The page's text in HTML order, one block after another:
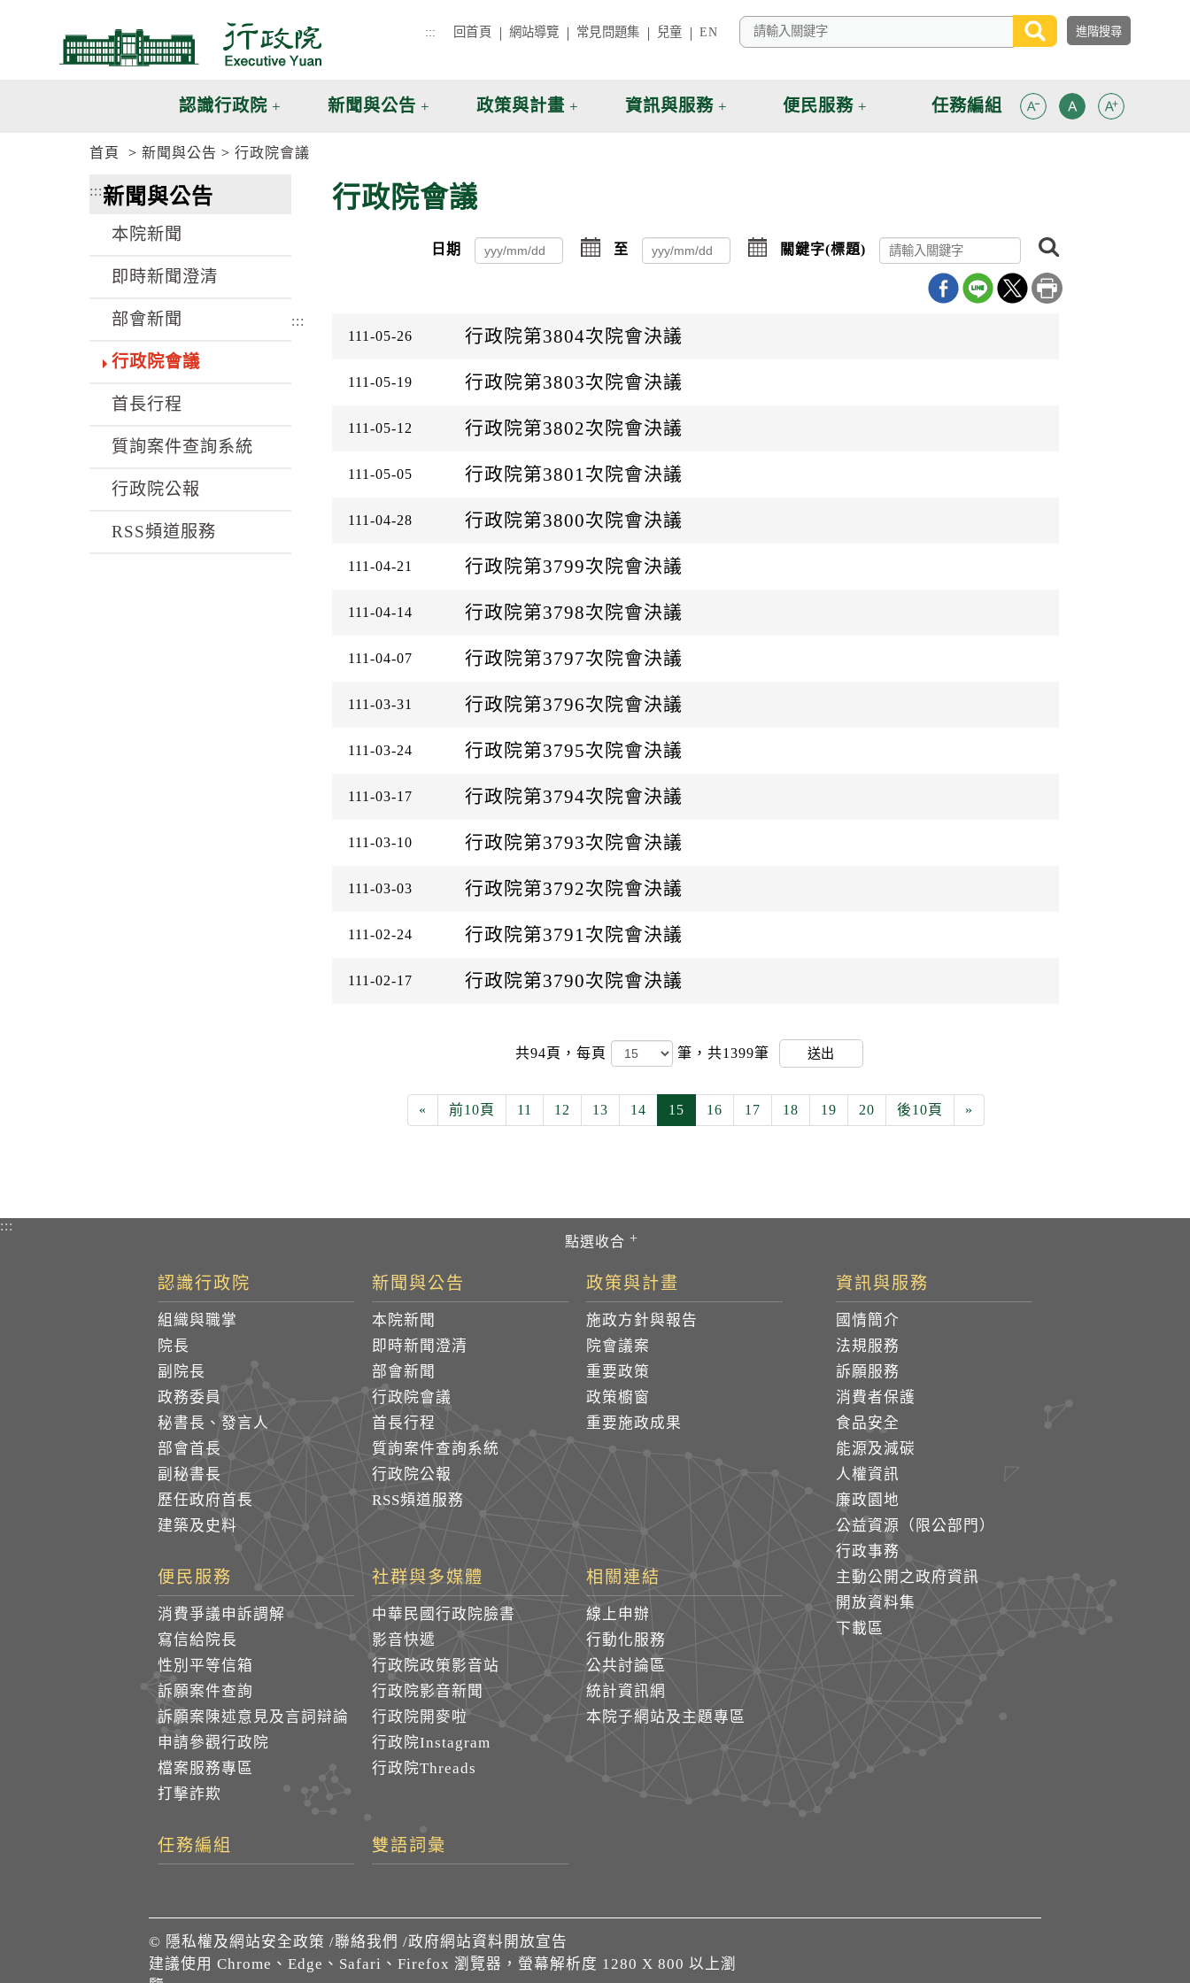
::: 回首頁 網站導覽 常見問題集 兒童 EN
認識行政院 新聞與公告 政策與計畫 資訊與服務 便民服務 任務編組
首頁 新聞與公告 行政院會議
:::新聞與公告
本院新聞
即時新聞澄清
部會新聞
行政院會議
首長行程
質詢案件查詢系統
行政院公報
RSS頻道服務
行政院會議
日期
點
擊
期
起
至
點
擊
關鍵字(標題)
尋
:::
行政院第3804次院會決議
111-05-26
行政院第3803次院會決議
111-05-19
行政院第3802次院會決議
111-05-12
行政院第3801次院會決議
111-05-05
行政院第3800次院會決議
111-04-28
行政院第3799次院會決議
111-04-21
行政院第3798次院會決議
111-04-14
行政院第3797次院會決議
111-04-07
行政院第3796次院會決議
111-03-31
行政院第3795次院會決議
111-03-24
行政院第3794次院會決議
111-03-17
行政院第3793次院會決議
111-03-10
行政院第3792次院會決議
111-03-03
行政院第3791次院會決議
111-02-24
行政院第3790次院會決議
111-02-17
共94頁， 每頁 筆，共1399筆 送出
« 前10頁 11 12 13 14 15 16 17 18 19 20 後10頁 »
:::
認識行政院
組織與職掌
院長
副院長
政務委員
秘書長、發言人
部會首長
副秘書長
歷任政府首長
建築及史料
新聞與公告
本院新聞
即時新聞澄清
部會新聞
行政院會議
首長行程
質詢案件查詢系統
行政院公報
RSS頻道服務
政策與計畫
施政方針與報告
院會議案
重要政策
政策櫥窗
重要施政成果
資訊與服務
國情簡介
法規服務
訴願服務
消費者保護
食品安全
能源及減碳
人權資訊
廉政園地
公益資源（限公部門）
行政事務
主動公開之政府資訊
開放資料集
下載區
便民服務
消費爭議申訴調解
寫信給院長
性別平等信箱
訴願案件查詢
訴願案陳述意見及言詞辯論
申請參觀行政院
檔案服務專區
打擊詐欺
社群與多媒體
中華民國行政院臉書
影音快遞
行政院政策影音站
行政院影音新聞
行政院開麥啦
行政院Instagram
行政院Threads
相關連結
線上申辦
行動化服務
公共討論區
統計資訊網
本院子網站及主題專區
任務編組 雙語詞彙
© 隱私權及網站安全政策 /聯絡我們 /政府網站資料開放宣告
建議使用 Chrome、Edge、Safari、Firefox 瀏覽器，螢幕解析度 1280 X 800 以上瀏